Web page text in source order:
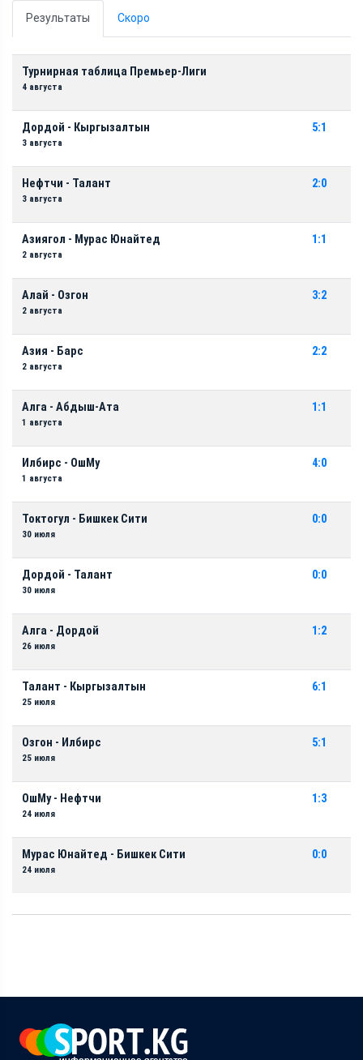
Результаты Скоро
Турнирная таблица Премьер-Лиги
4 августа
Дордой - Кыргызалтын
3 августа
5:1
Нефтчи - Талант
3 августа
2:0
Азиягол - Мурас Юнайтед
2 августа
1:1
Алай - Озгон
2 августа
3:2
Азия - Барс
2 августа
2:2
Алга - Абдыш-Ата
1 августа
1:1
Илбирс - ОшМу
1 августа
4:0
Токтогул - Бишкек Сити
30 июля
0:0
Дордой - Талант
30 июля
0:0
Алга - Дордой
26 июля
1:2
Талант - Кыргызалтын
25 июля
6:1
Озгон - Илбирс
25 июля
5:1
ОшМу - Нефтчи
24 июля
1:3
Мурас Юнайтед - Бишкек Сити
24 июля
0:0